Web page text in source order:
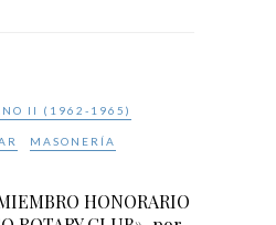
II (1962-1965)
MASONERÍA
HONORARIO